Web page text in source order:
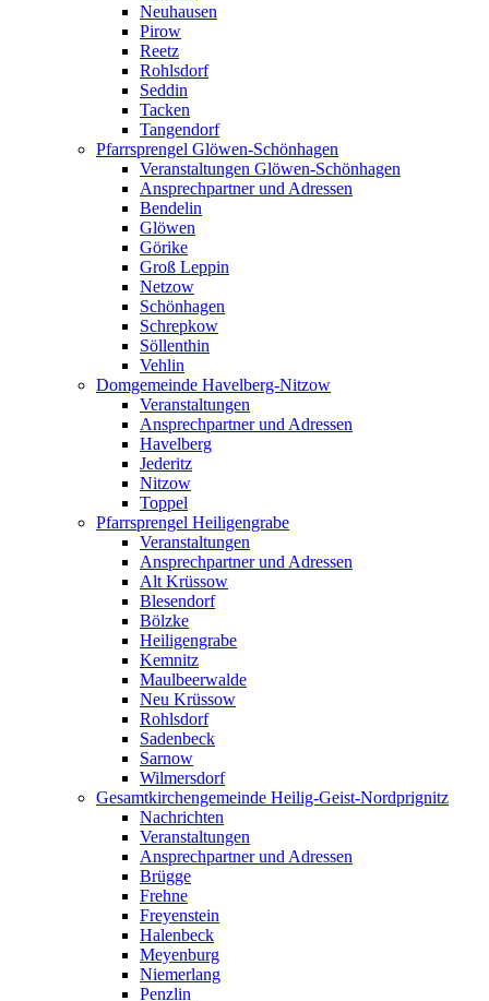
Neuhausen
Pirow
Reetz
Rohlsdorf
Seddin
Tacken
Tangendorf
Pfarrsprengel Glöwen-Schönhagen
Veranstaltungen Glöwen-Schönhagen
Ansprechpartner und Adressen
Bendelin
Glöwen
Görike
Groß Leppin
Netzow
Schönhagen
Schrepkow
Söllenthin
Vehlin
Domgemeinde Havelberg-Nitzow
Veranstaltungen
Ansprechpartner und Adressen
Havelberg
Jederitz
Nitzow
Toppel
Pfarrsprengel Heiligengrabe
Veranstaltungen
Ansprechpartner und Adressen
Alt Krüssow
Blesendorf
Bölzke
Heiligengrabe
Kemnitz
Maulbeerwalde
Neu Krüssow
Rohlsdorf
Sadenbeck
Sarnow
Wilmersdorf
Gesamtkirchengemeinde Heilig-Geist-Nordprignitz
Nachrichten
Veranstaltungen
Ansprechpartner und Adressen
Brügge
Frehne
Freyenstein
Halenbeck
Meyenburg
Niemerlang
Penzlin